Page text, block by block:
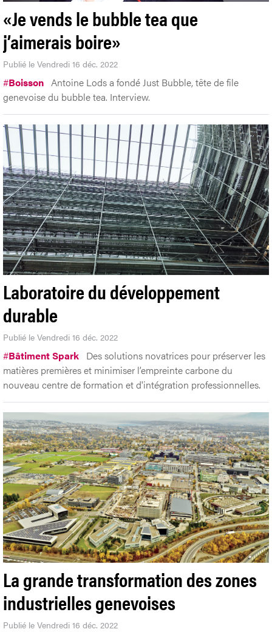
«Je vends le bubble tea que
j’aimerais boire»
Publié le Vendredi 16 déc. 2022
#Boisson Antoine Lods a fondé Just Bubble, tête de file
genevoise du bubble tea. Interview.
Laboratoire du développement
durable
Publié le Vendredi 16 déc. 2022
#Bâtiment Spark Des solutions novatrices pour préserver les
matières premières et minimiser l’empreinte carbone du
nouveau centre de formation et d'intégration professionnelles.
La grande transformation des zones
industrielles genevoises
Publié le Vendredi 16 déc. 2022